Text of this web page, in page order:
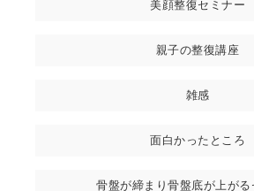
美顔整復セミナー
親子の整復講座
雑感
面白かったところ
骨盤が締まり骨盤底が上がる